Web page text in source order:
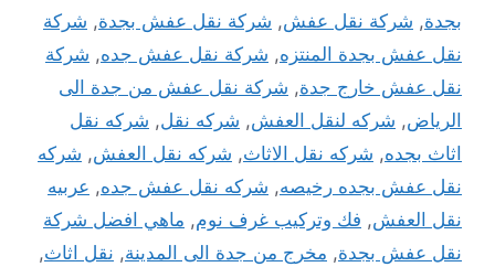
بجدة, شركة نقل عفش, شركة نقل عفش بجدة, شركة
نقل عفش بجدة المنتزه, شركة نقل عفش جده, شركة
نقل عفش خارج جدة, شركة نقل عفش من جدة الى
الرياض, شركه لنقل العفش, شركه نقل, شركه نقل
اثاث بجده, شركه نقل الاثاث, شركه نقل العفش, شركه
نقل عفش بجده رخيصه, شركه نقل عفش جده, عربيه
نقل العفش, فك وتركيب غرف نوم, ماهي افضل شركة
نقل عفش بجدة, مخرج من جدة الى المدينة, نقل اثاث,